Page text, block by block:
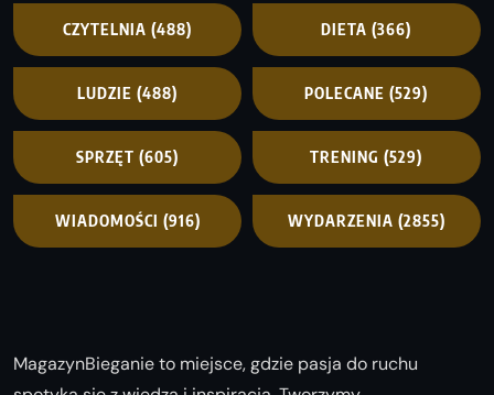
CZYTELNIA (488) DIETA (366)
LUDZIE (488) POLECANE (529)
SPRZĘT (605) TRENING (529)
WIADOMOŚCI (916) WYDARZENIA (2855)
MagazynBieganie to miejsce, gdzie pasja do ruchu